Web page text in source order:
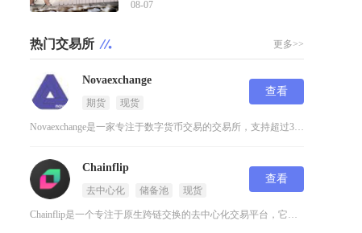
08-07
热门交易所 更多>>
Novaexchange
期货 现货
查看
Novaexchange是一家专注于数字货币交易的交易所，支持超过300多种加密货币的交易
Chainflip
去中心化 储备池 现货
查看
Chainflip是一个专注于原生跨链交换的去中心化交易平台，它通过创新的技术解决了不同区